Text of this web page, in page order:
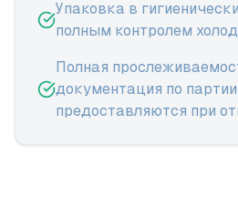
Упаковка в
полным контролем
Полная
документация по партии
предоставляются при